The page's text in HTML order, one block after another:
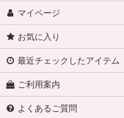
マイページ
お気に入り
最近チェックしたアイテム
ご利用案内
よくあるご質問